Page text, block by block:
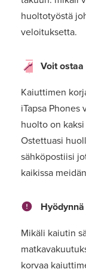
huoltotyöstä
veloituksetta.
Voit
Kaiuttimen
iTapsa Phones
huolto on
Ostettuasi
sähköpostiisi
kaikissa
Mikäli kaiutin
korvaa